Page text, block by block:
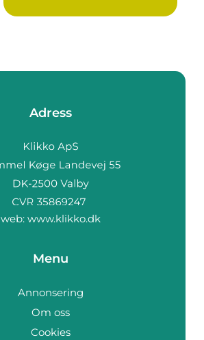
Adress
web: www.klikko.dk
Menu
Annonsering
Om oss
Cookies